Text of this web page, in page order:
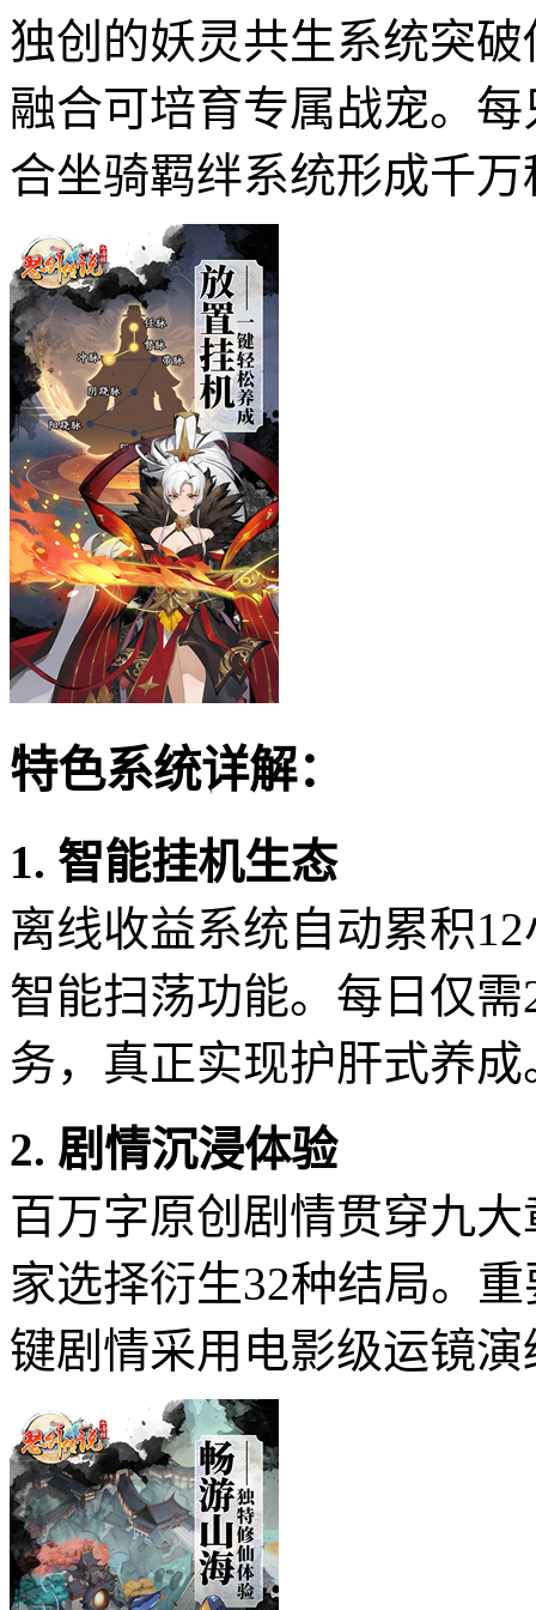
独创的妖灵共生系统突
融合可培育专属战宠。
合坐骑羁绊系统形成千
特色系统详解：
1. 智能挂机生态
离线收益系统自动累积
智能扫荡功能。每日仅
务，真正实现护肝式养成
2. 剧情沉浸体验
百万字原创剧情贯穿九
家选择衍生32种结局。
键剧情采用电影级运镜演